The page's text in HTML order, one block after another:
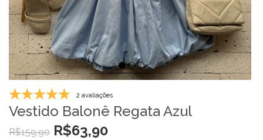
2 avaliações
Vestido Balonê Regata Azul
R$159,90 R$63,90